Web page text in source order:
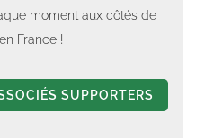
moment aux côtés de
France !
SUPPORTERS